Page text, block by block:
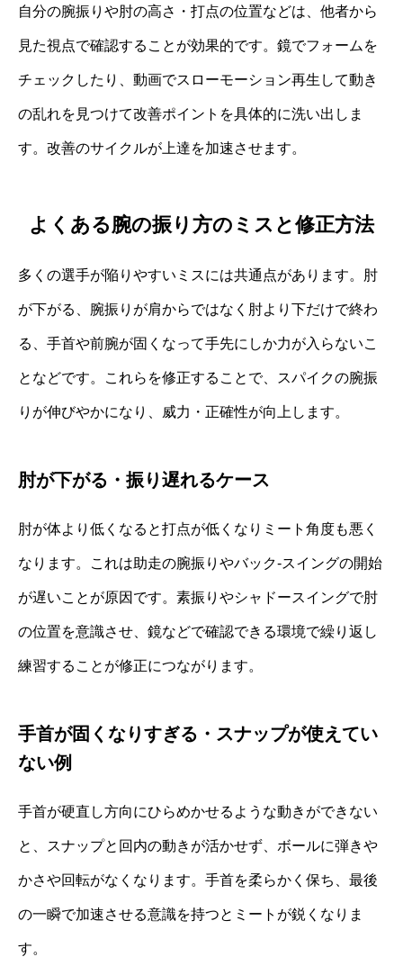
自分の腕振りや肘の高さ・打点の位置などは、他者から
見た視点で確認することが効果的です。鏡でフォームを
チェックしたり、動画でスローモーション再生して動き
の乱れを見つけて改善ポイントを具体的に洗い出しま
す。改善のサイクルが上達を加速させます。
よくある腕の振り方のミスと修正方法
多くの選手が陥りやすいミスには共通点があります。肘
が下がる、腕振りが肩からではなく肘より下だけで終わ
る、手首や前腕が固くなって手先にしか力が入らないこ
となどです。これらを修正することで、スパイクの腕振
りが伸びやかになり、威力・正確性が向上します。
肘が下がる・振り遅れるケース
肘が体より低くなると打点が低くなりミート角度も悪く
なります。これは助走の腕振りやバック‐スイングの開始
が遅いことが原因です。素振りやシャドースイングで肘
の位置を意識させ、鏡などで確認できる環境で繰り返し
練習することが修正につながります。
手首が固くなりすぎる・スナップが使えてい
ない例
手首が硬直し方向にひらめかせるような動きができない
と、スナップと回内の動きが活かせず、ボールに弾きや
かさや回転がなくなります。手首を柔らかく保ち、最後
の一瞬で加速させる意識を持つとミートが鋭くなりま
す。